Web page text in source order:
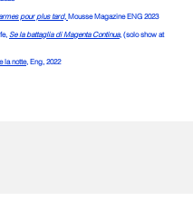
pour plus tard, Mousse Magazine ENG 2023
Se la battaglia di Magenta Continua, (solo show at
la notte, Eng, 2022